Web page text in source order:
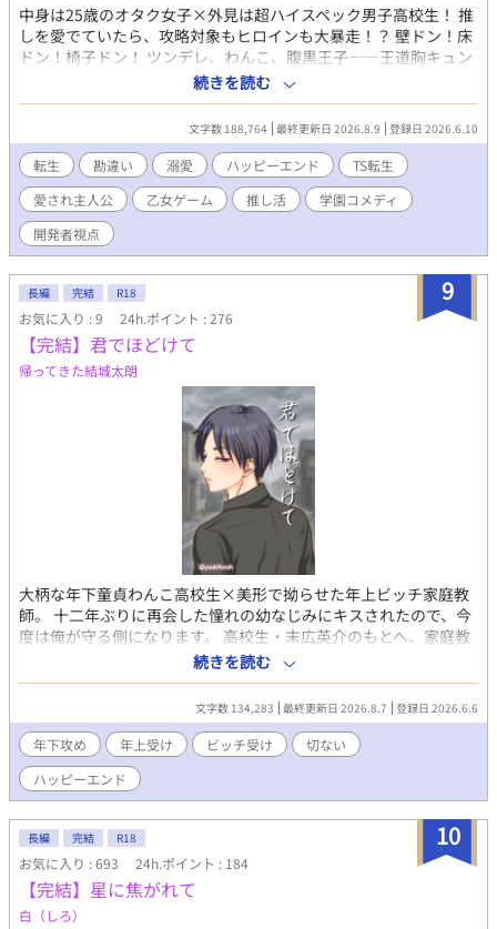
中身は25歳のオタク女子×外見は超ハイスペック男子高校生！ 推
しを愛でていたら、攻略対象もヒロインも大暴走！？ 壁ドン！床
ドン！椅子ドン！ ツンデレ、わんこ、腹黒王子――王道胸キュン
全部入り！ これって純愛！？それとも勘違い！？ BLっぽい！？百
合っぽい！？……いや、全部バグです！！ エモさ×コメディが止
まらない！ 勘違い連鎖の愛され逆ハーレム学園ラブコメ。
◇◇◇◇◇ 乙女ゲーム『恋する生徒会エグゼクティブ』――通称
『恋エグ』。 そのゲームを誰よりも愛し、開発に人生を捧げた元
ゲームクリエイターの私が目を覚ますと、そこは自分が作った乙
女ゲームの世界だった！ しかも転生したのは、ヒロインでもモブ
でもない。攻略対象にして学園を支配する冷徹無比の生徒会長・
如月玲《きさらぎれい》。 しかし、中身は推しを愛してやまない
で推し活していたら、なぜか攻略対象全員の好感度が急上昇！ シ
ナリオは崩壊し、恋愛フラグはバグだらけ。 推しを幸せにしたい
だけなのに、気づけば攻略対象全員からバグレベルの溺愛を向け
られる！？ 無自覚たらしな元開発者が巻き起こす、勘違い連鎖の
逆ハーレム学園ラブコメ、開幕！
続きを読む
文字数 188,764 最終更新日 2026.8.9 登録日 2026.6.10
転生 勘違い 溺愛 ハッピーエンド
TS転生
愛され主人公
乙女ゲーム 推し活
学園コメディ
開発者視点
9
長編 完結 R18
お気に入り : 9 24h.ポイント : 276
【完結】君でほどけて
帰ってきた結城太朗
大柄な年下童貞わんこ高校生×美形で拗らせた年上ビッチ家庭教
師。 十二年ぶりに再会した憧れの幼なじみにキスされたので、今
度は俺が守る側になります。 高校生・末広英介のもとへ、家庭教
師としてやってきた岩上逸郎。彼は十二年前、いじめられていた
英介を助けてくれた、憧れの“いっちゃん”だった。 昔と変わらな
いきれいな顔で笑う逸郎に、英介はすぐに懐いていく。ところが
逸郎は、英介をからかうように距離を縮め、突然キスをしてき
た。 逸郎にとって英介は、何も知らないまま自分を慕う、まっす
ぐで眩しい年下の幼なじみだった。 少し遊ぶだけのつもりだっ
た。自分の過去も、きれいではない部分も知られる前に離れるつ
もりだった。 けれど、恋愛初心者だったはずの英介は、逸郎が逃
げようとするほど真っすぐに追いかけてくる。 「昔はいっちゃん
が守ってくれたから、今度は俺が守る」 守られていた少年と、誰
かに守られることを諦めた青年。 十二年前の記憶と現在のすれ違
いを乗り越え、不器用な二人が恋人になるまでの年下わんこ攻め
×年上拗らせ受けの再会BLです。 ※ハッピーエンド
続きを読む
文字数 134,283 最終更新日 2026.8.7 登録日 2026.6.6
年下攻め 年上受け ビッチ受け
切ない
ハッピーエンド
10
長編 完結 R18
お気に入り : 693 24h.ポイント : 184
【完結】星に焦がれて
白（しろ）